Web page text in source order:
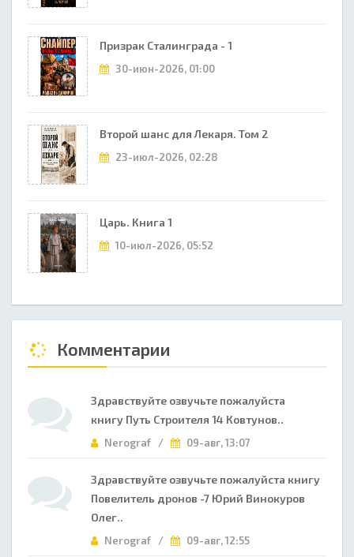
Призрак Сталинграда - 1
30-июн-2026, 01:00
Второй шанс для Лекаря. Том 2
23-июл-2026, 02:28
Царь. Книга 1
10-июл-2026, 05:52
Комментарии
Здравствуйте озвучьте пожалуйста
книгу Путь Строителя 14 Ковтунов..
Nerograf / 09-авг, 13:07
Здравствуйте озвучьте пожалуйста книгу
Повелитель дронов -7 Юрий Винокуров
Олег..
Nerograf / 09-авг, 12:55